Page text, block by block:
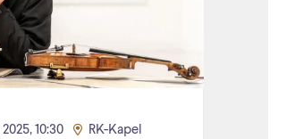
10:30 RK-Kapel